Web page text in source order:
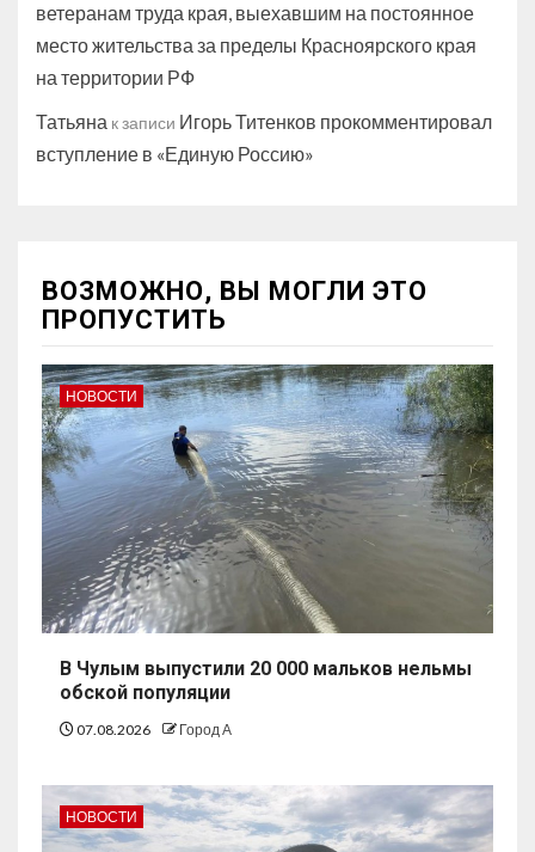
ветеранам труда края, выехавшим на постоянное
место жительства за пределы Красноярского края
на территории РФ
Татьяна к записи Игорь Титенков прокомментировал
вступление в «Единую Россию»
ВОЗМОЖНО, ВЫ МОГЛИ ЭТО
ПРОПУСТИТЬ
НОВОСТИ
В Чулым выпустили 20 000 мальков нельмы
обской популяции
07.08.2026 Город А
НОВОСТИ